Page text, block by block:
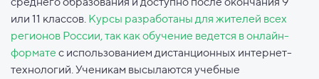
или 11 классов. Курсы разработаны для жителей всех
регионов России, так как обучение ведется в онлайн-
формате с использованием дистанционных интернет-
технологий. Ученикам высылаются учебные